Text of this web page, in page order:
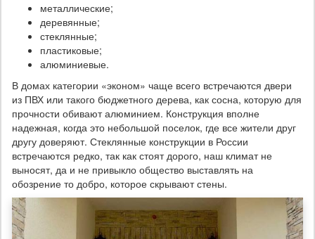
металлические;
деревянные;
стеклянные;
пластиковые;
алюминиевые.
В домах категории «эконом» чаще всего встречаются двери
из ПВХ или такого бюджетного дерева, как сосна, которую для
прочности обивают алюминием. Конструкция вполне
надежная, когда это небольшой поселок, где все жители друг
другу доверяют. Стеклянные конструкции в России
встречаются редко, так как стоят дорого, наш климат не
выносят, да и не привыкло общество выставлять на
обозрение то добро, которое скрывают стены.